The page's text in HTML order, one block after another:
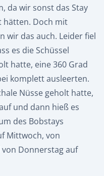
da wir sonst das Stay
hätten. Doch mit
wir das auch. Leider fiel
es die Schüssel
hatte, eine 360 Grad
komplett ausleerten.
Nüsse geholt hatte,
und dann hieß es
des Bobstays
Mittwoch, von
Donnerstag auf